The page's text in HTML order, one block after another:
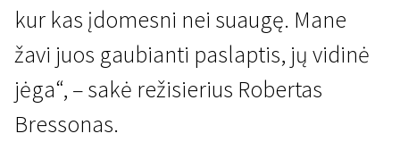
kur kas įdomesni nei suaugę. Mane
žavi juos gaubianti paslaptis, jų vidinė
jėga“, – sakė režisierius Robertas
Bressonas.